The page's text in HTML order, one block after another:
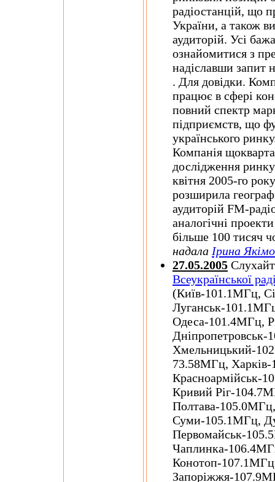
радіостанцій, що
України, а також
аудиторій. Усі
ознайомитися з
надіславши запит
. Для довідки.
працює в сфері
повний спектр
підприємств, що
українського
Компанія
дослідження
квітня 2005-го
розширила
аудиторій FM-
аналогічні
більше 100 тисяч
надала Ірина
27.05.2005
Всеукраїнської
(Київ-101.1МГц,
Луганськ-
Одеса-101.4МГц,
Хмельницький-
73.58МГц,
Красноармійськ-
Кривий Ріг-
Полтава-
Суми-105.1МГц,
Первомайськ-
Чаплинка-
Конотоп-
Запоріжжя-